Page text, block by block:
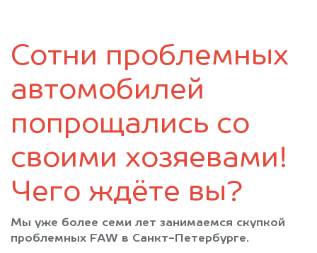
Лисий Нос
Лодейное Поле
Луга
Мурино
Никольское
Новая Ладога
Отрадное
Павловск
Парголово
Петергоф
Пикалёво
Пушкин
Санкт-Петербург
Сестрорецк
Сиверский
Сотни проблемных
автомобилей
попрощались со
своими хозяевами!
Чего ждёте вы?
Мы уже более семи лет занимаемся скупкой
проблемных FAW в Санкт-Петербурге.